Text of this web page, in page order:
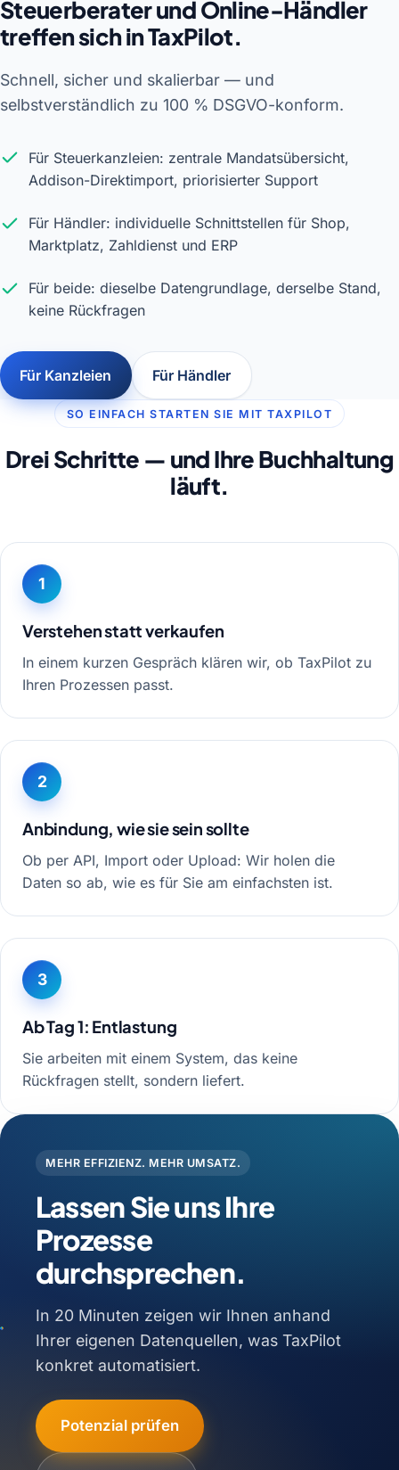
Steuerberater und Online-Händler
treffen sich in TaxPilot.
Schnell, sicher und skalierbar — und
selbstverständlich zu 100 % DSGVO-konform.
Für Steuerkanzleien: zentrale Mandatsübersicht,
Addison-Direktimport, priorisierter Support
Für Händler: individuelle Schnittstellen für Shop,
Marktplatz, Zahldienst und ERP
Für beide: dieselbe Datengrundlage, derselbe Stand,
keine Rückfragen
Für Kanzleien Für Händler
SO EINFACH STARTEN SIE MIT TAXPILOT
Drei Schritte — und Ihre Buchhaltung
läuft.
1
Verstehen statt verkaufen
In einem kurzen Gespräch klären wir, ob TaxPilot zu
Ihren Prozessen passt.
2
Anbindung, wie sie sein sollte
Ob per API, Import oder Upload: Wir holen die
Daten so ab, wie es für Sie am einfachsten ist.
3
Ab Tag 1: Entlastung
Sie arbeiten mit einem System, das keine
Rückfragen stellt, sondern liefert.
MEHR EFFIZIENZ. MEHR UMSATZ.
Lassen Sie uns Ihre
Prozesse
durchsprechen.
In 20 Minuten zeigen wir Ihnen anhand
Ihrer eigenen Datenquellen, was TaxPilot
konkret automatisiert.
Potenzial prüfen